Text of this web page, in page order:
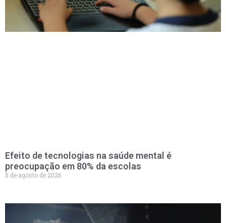
Efeito de tecnologias na saúde mental é
preocupação em 80% da escolas
5 de agosto de 2026